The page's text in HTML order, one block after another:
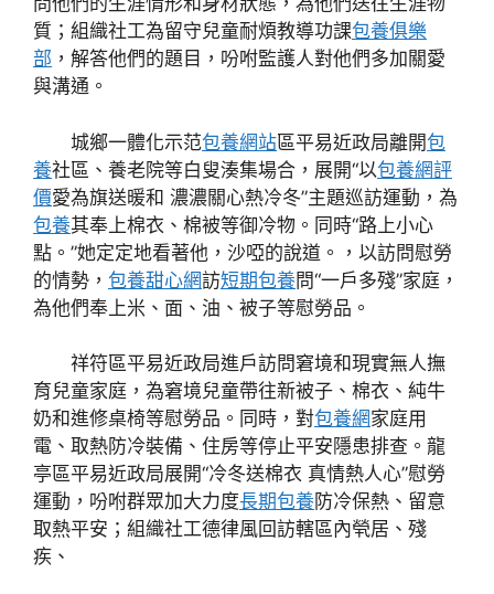
質；組織社工為留守兒童耐煩教導功課包養俱樂
部 ，解答他們的題目，吩咐監護人對他們多加關愛
與溝通。
城鄉一體化示范包養網站區平易近政局離開包
養社區、養老院等白叟湊集場合，展開“以包養網評
價愛為旗送暖和 濃濃關心熱冷冬”主題巡訪運動，為
包養其奉上棉衣、棉被等御冷物。同時“路上小心
點。”她定定地看著他，沙啞的說道。，以訪問慰勞
的情勢， 包養甜心網訪短期包養問“一戶多殘”家庭，
為他們奉上米、面、油、被子等慰勞品。
祥符區平易近政局進戶訪問窘境和現實無人撫
育兒童家庭，為窘境兒童帶往新被子、棉衣、純牛
奶和進修桌椅等慰勞品。同時，對包養網家庭用
電、取熱防冷裝備、住房等停止平安隱患排查。龍
亭區平易近政局展開“冷冬送棉衣 真情熱人心”慰勞
運動，吩咐群眾加大力度長期包養防冷保熱、留意
取熱平安；組織社工德律風回訪轄區內煢居、殘
疾、